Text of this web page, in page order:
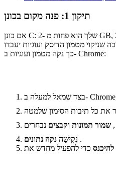
תיקון 1: פנה מקום בכונן
כך נקה מטמון ועוגיות ב- Chrome:
, שמור תמונות וקבצים
נְקִישָׁה נקה נתונים
.
להיכנס